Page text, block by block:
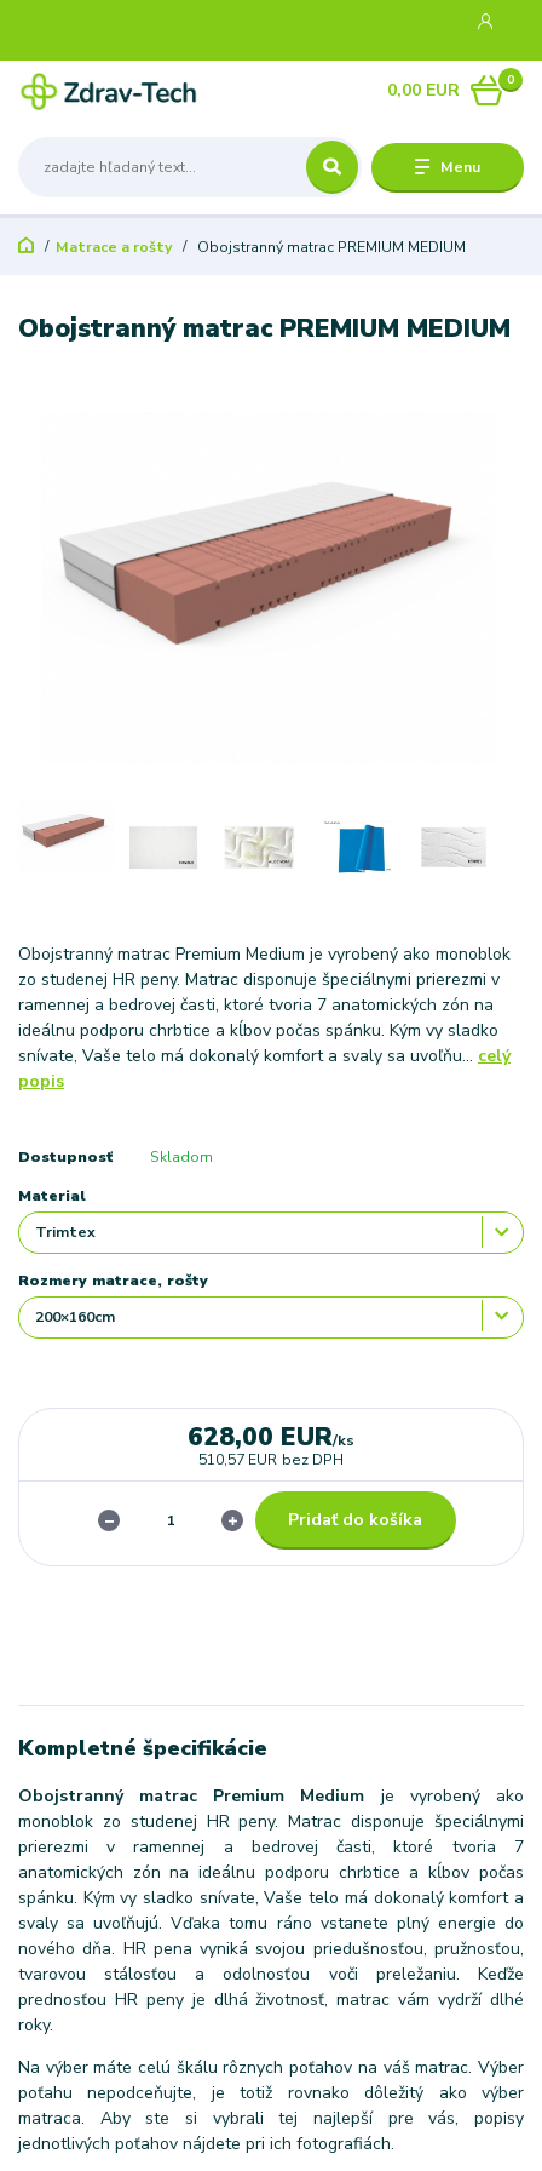
Menu
0
0,00 EUR
Matrace a rošty Obojstranný matrac PREMIUM MEDIUM
Obojstranný matrac PREMIUM MEDIUM
Obojstranný matrac Premium Medium je vyrobený ako monoblok
zo studenej HR peny. Matrac disponuje špeciálnymi prierezmi v
ramennej a bedrovej časti, ktoré tvoria 7 anatomických zón na
ideálnu podporu chrbtice a kĺbov počas spánku. Kým vy sladko
snívate, Vaše telo má dokonalý komfort a svaly sa uvoľňu... celý
popis
Dostupnosť Skladom
Material
Rozmery matrace, rošty
628,00 EUR/ks
510,57 EUR bez DPH
Pridať do košíka
Kompletné špecifikácie
Obojstranný matrac Premium Medium je vyrobený ako
monoblok zo studenej HR peny. Matrac disponuje špeciálnymi
prierezmi v ramennej a bedrovej časti, ktoré tvoria 7
anatomických zón na ideálnu podporu chrbtice a kĺbov počas
spánku. Kým vy sladko snívate, Vaše telo má dokonalý komfort a
svaly sa uvoľňujú. Vďaka tomu ráno vstanete plný energie do
nového dňa. HR pena vyniká svojou priedušnosťou, pružnosťou,
tvarovou stálosťou a odolnosťou voči preležaniu. Keďže
prednosťou HR peny je dlhá životnosť, matrac vám vydrží dlhé
roky.
Na výber máte celú škálu rôznych poťahov na váš matrac. Výber
poťahu nepodceňujte, je totiž rovnako dôležitý ako výber
matraca. Aby ste si vybrali tej najlepší pre vás, popisy
jednotlivých poťahov nájdete pri ich fotografiách.